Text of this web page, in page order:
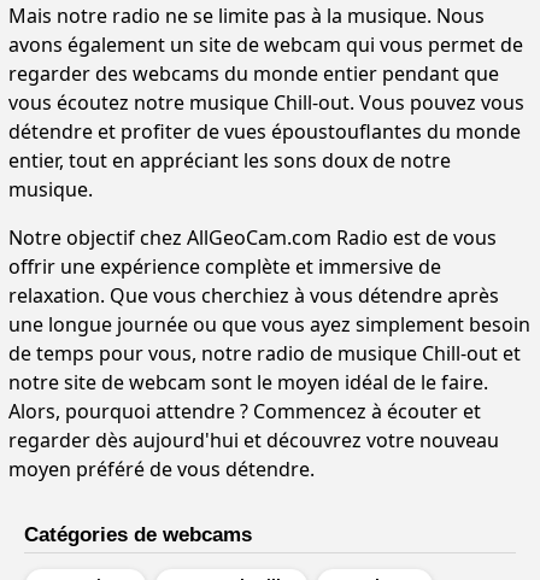
Mais notre radio ne se limite pas à la musique. Nous
avons également un site de webcam qui vous permet de
regarder des webcams du monde entier pendant que
vous écoutez notre musique Chill-out. Vous pouvez vous
détendre et profiter de vues époustouflantes du monde
entier, tout en appréciant les sons doux de notre
musique.
Notre objectif chez AllGeoCam.com Radio est de vous
offrir une expérience complète et immersive de
relaxation. Que vous cherchiez à vous détendre après
une longue journée ou que vous ayez simplement besoin
de temps pour vous, notre radio de musique Chill-out et
notre site de webcam sont le moyen idéal de le faire.
Alors, pourquoi attendre ? Commencez à écouter et
regarder dès aujourd'hui et découvrez votre nouveau
moyen préféré de vous détendre.
Catégories de webcams